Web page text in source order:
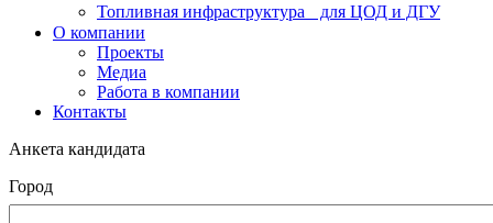
Топливная инфраструктура для ЦОД и ДГУ
О компании
Проекты
Медиа
Работа в компании
Контакты
Анкета кандидата
Город